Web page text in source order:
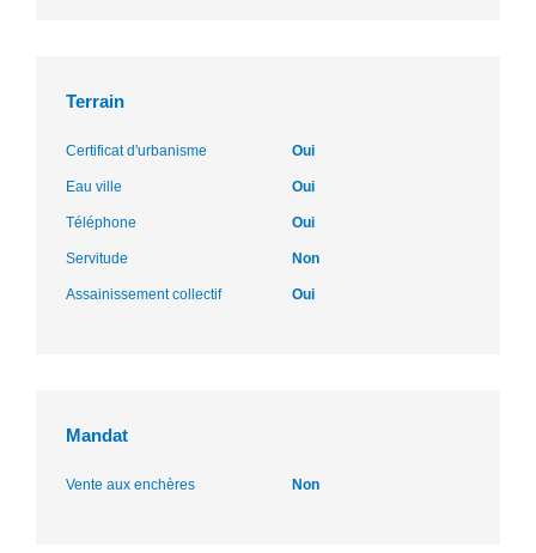
Terrain
Certificat d'urbanisme Oui
Eau ville Oui
Téléphone Oui
Servitude Non
Assainissement collectif Oui
Mandat
Vente aux enchères Non